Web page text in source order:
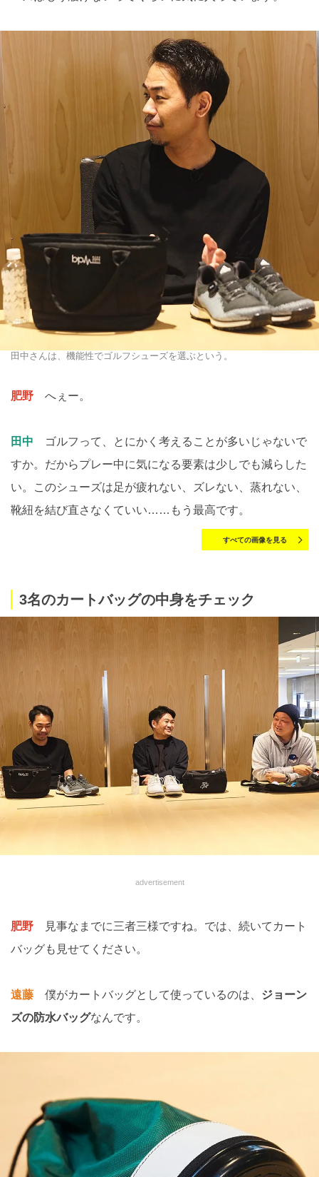
田中さんは、機能性でゴルフシューズを選ぶという。
肥野 へぇー。
田中
ゴルフって、とにかく考えることが多いじゃないで
すか。だからプレー中に気になる要素は少しでも減らした
い。このシューズは足が疲れない、ズレない、蒸れない、
靴紐を結び直さなくていい……もう最高です。
すべての画像を見る
3名のカートバッグの中身をチェック
advertisement
肥野 見事なまでに三者三様ですね。では、続いてカート
バッグも見せてください。
遠藤 僕がカートバッグとして使っているのは、 ジョーン
ズの防水バッグなんです。